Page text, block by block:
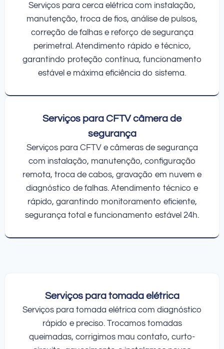
Serviços para cerca elétrica com instalação,
manutenção, troca de fios, análise de pulsos,
correção de falhas e reforço de segurança
perimetral. Atendimento rápido e técnico,
garantindo proteção contínua, funcionamento
estável e máxima eficiência do sistema.
Serviços para CFTV câmera de
segurança
Serviços para CFTV e câmeras de segurança
com instalação, manutenção, configuração
remota, troca de cabos, gravação em nuvem e
diagnóstico de falhas. Atendimento técnico e
rápido, garantindo monitoramento eficiente,
segurança total e funcionamento estável 24h.
Serviços para tomada elétrica
Serviços para tomada elétrica com diagnóstico
rápido e preciso. Trocamos tomadas
queimadas, corrigimos mau contato, curto-